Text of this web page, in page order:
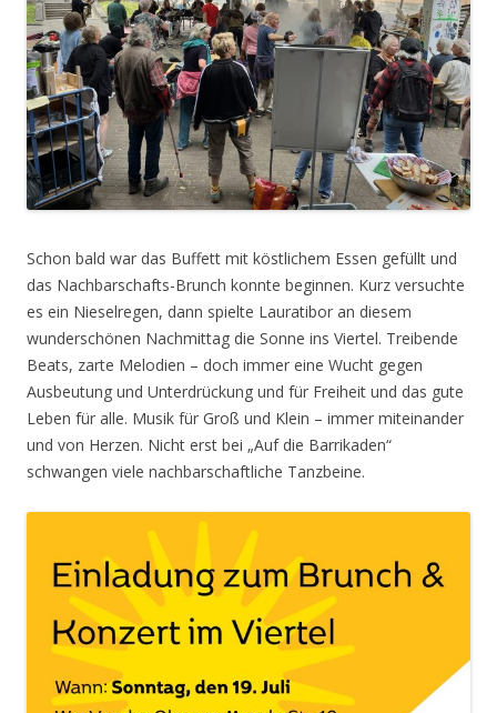
Schon bald war das Buffett mit köstlichem Essen gefüllt und
das Nachbarschafts-Brunch konnte beginnen. Kurz versuchte
es ein Nieselregen, dann spielte Lauratibor an diesem
wunderschönen Nachmittag die Sonne ins Viertel. Treibende
Beats, zarte Melodien – doch immer eine Wucht gegen
Ausbeutung und Unterdrückung und für Freiheit und das gute
Leben für alle. Musik für Groß und Klein – immer miteinander
und von Herzen. Nicht erst bei „Auf die Barrikaden“
schwangen viele nachbarschaftliche Tanzbeine.